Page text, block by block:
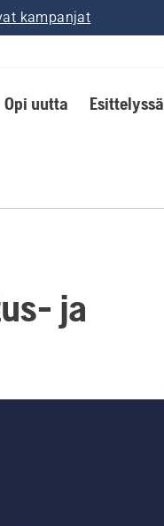
kampanjat
Opi uutta Esittelyssä
ja